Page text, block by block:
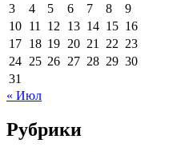
3
4 5 6 7 8
9
10 11 12 13 14 15 16
17 18 19 20 21 22 23
24 25 26 27 28 29 30
31
« Июл
Рубрики